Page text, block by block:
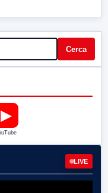
Cerca
▶
LIVE